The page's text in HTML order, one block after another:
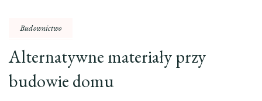
Budownictwo
Alternatywne materiały przy
budowie domu